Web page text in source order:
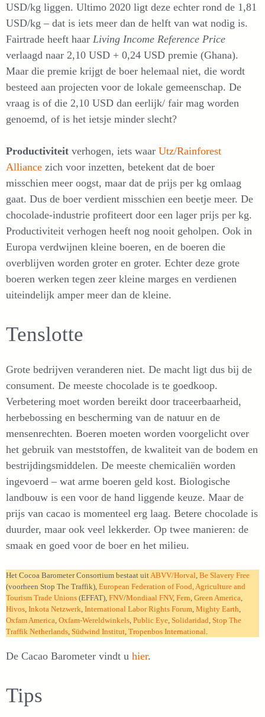
USD/kg liggen. Ultimo 2020 ligt deze echter rond de 1,81
USD/kg – dat is iets meer dan de helft van wat nodig is.
Fairtrade heeft haar Living Income Reference Price
verlaagd naar 2,10 USD + 0,24 USD premie (Ghana).
Maar die premie krijgt de boer helemaal niet, die wordt
besteed aan projecten voor de lokale gemeenschap. De
vraag is of die 2,10 USD dan eerlijk/ fair mag worden
genoemd, of is het ietsje minder slecht?
Productiviteit verhogen, iets waar Utz/Rainforest
Alliance zich voor inzetten, betekent dat de boer
misschien meer oogst, maar dat de prijs per kg omlaag
gaat. Dus de boer verdient misschien een beetje meer. De
chocolade-industrie profiteert door een lager prijs per kg.
Productiviteit verhogen heeft nog nooit geholpen. Ook in
Europa verdwijnen kleine boeren, en de boeren die
overblijven worden groter en groter. Echter deze grote
boeren werken tegen zeer kleine marges en verdienen
uiteindelijk amper meer dan de kleine.
Tenslotte
Grote bedrijven veranderen niet. De macht ligt dus bij de
consument. De meeste chocolade is te goedkoop.
Verbetering moet worden bereikt door traceerbaarheid,
herbebossing en bescherming van de natuur en de
mensenrechten. Boeren moeten worden voorgelicht over
het gebruik van meststoffen, de kwaliteit van de bodem en
bestrijdingsmiddelen. De meeste chemicaliën worden
ingevoerd – wat arme boeren geld kost. Biologische
landbouw is een voor de hand liggende keuze. Maar de
prijs van cacao is momenteel erg laag. Betere chocolade is
duurder, maar ook veel lekkerder. Op twee manieren: de
smaak en goed voor de boer en het milieu.
Het Cocoa Barometer Consortium bestaat uit ABVV/Horval Be Slavery Free
(voorheen Stop The Traffik), European Federation of Food, Agriculture and
Tourism Trade Unions (EFFAT), FNV/Mondiaal FNV, Fern Green America
Hivos Inkota Netzwerk International Labor Rights Forum Mighty Earth
Oxfam America Oxfam-Wereldwinkels Public Eye Solidaridad Stop The
Traffik Netherlands Südwind Institut Tropenbos International
De Cacao Barometer vindt u hier.
Tips